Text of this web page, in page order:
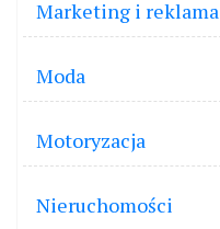
Marketing i reklama
Moda
Motoryzacja
Nieruchomości